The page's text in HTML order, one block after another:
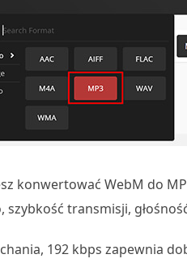
konwertować WebM do
szybkość transmisji,
192 kbps zapewnia